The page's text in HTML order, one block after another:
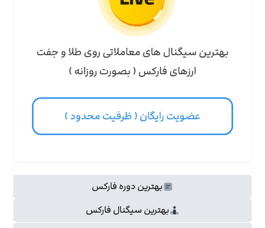
بهترین دوره فارکس
بهترین سیگنال فارکس